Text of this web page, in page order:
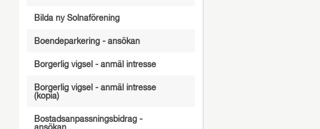
Bilda ny Solnaförening
Boendeparkering - ansökan
Borgerlig vigsel - anmäl intresse
Borgerlig vigsel - anmäl intresse
(kopia)
Bostadsanpassningsbidrag -